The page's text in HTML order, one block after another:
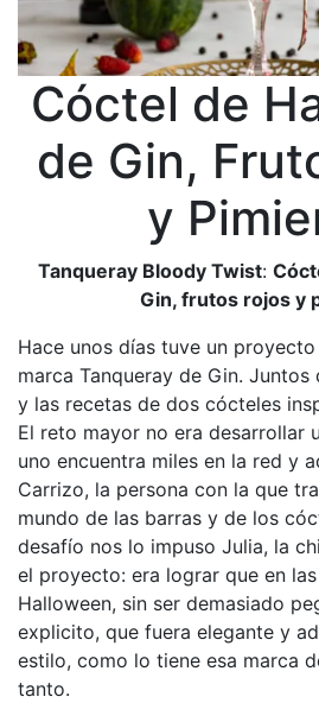
Cóctel de
de Gin,
y
Tanqueray Bloody Twist:
Gin, frutos rojos y
Hace unos días tuve un
marca Tanqueray de Gin. Juntos
y las recetas de dos cócteles
El reto mayor no era desarrollar
uno encuentra miles en la red y
Carrizo, la persona con la que
mundo de las barras y de los
desafío nos lo impuso Julia, la
el proyecto: era lograr que en
Halloween, sin ser demasiado
explicito, que fuera elegante y
estilo, como lo tiene esa marca
tanto.